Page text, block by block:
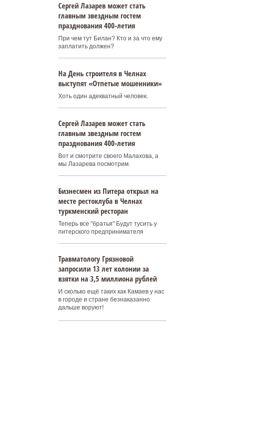
Сергей Лазарев может стать
главным звездным гостем
празднования 400‑летия
При чем тут Билан? Кто и за что ему
заплатить должен?
На День строителя в Челнах
выступят «Отпетые мошенники»
Хоть один адекватный человек.
Сергей Лазарев может стать
главным звездным гостем
празднования 400‑летия
Вот и смотрите своего Малахова, а
мы Лазарева посмотрим.
Бизнесмен из Питера открыл на
месте рестоклуба в Челнах
туркменский ресторан
Теперь все "братья" Будут тусить у
питерского предпринимателя
Травматологу Грязновой
запросили 13 лет колонии за
взятки на 3,5 миллиона рублей
И сколько ещё таких как Камаев у нас
в городе и стране безнаказанно
дальше воруют!